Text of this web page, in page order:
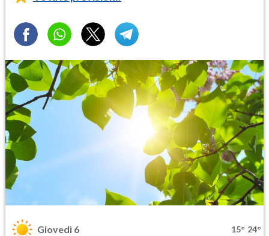
Giovedì 6 15° 24°